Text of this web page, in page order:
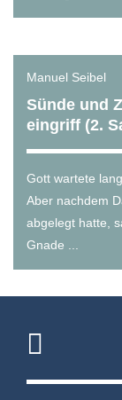
Manuel Seibel
Sünde und
eingriff (2.
Gott wartete
Aber nachdem
abgelegt hatte,
Gnade ...